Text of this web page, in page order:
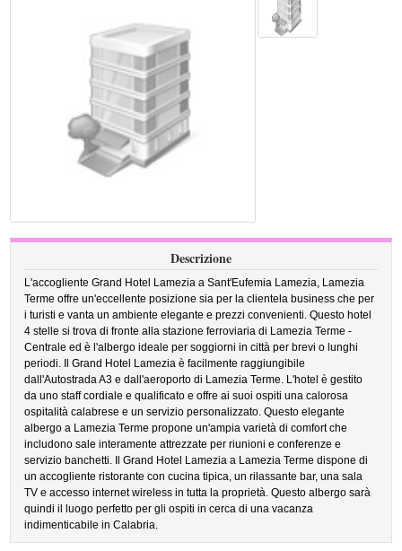
Descrizione
L'accogliente Grand Hotel Lamezia a Sant'Eufemia Lamezia, Lamezia
Terme offre un'eccellente posizione sia per la clientela business che per
i turisti e vanta un ambiente elegante e prezzi convenienti. Questo hotel
4 stelle si trova di fronte alla stazione ferroviaria di Lamezia Terme -
Centrale ed è l'albergo ideale per soggiorni in città per brevi o lunghi
periodi. Il Grand Hotel Lamezia è facilmente raggiungibile
dall'Autostrada A3 e dall'aeroporto di Lamezia Terme. L'hotel è gestito
da uno staff cordiale e qualificato e offre ai suoi ospiti una calorosa
ospitalità calabrese e un servizio personalizzato. Questo elegante
albergo a Lamezia Terme propone un'ampia varietà di comfort che
includono sale interamente attrezzate per riunioni e conferenze e
servizio banchetti. Il Grand Hotel Lamezia a Lamezia Terme dispone di
un accogliente ristorante con cucina tipica, un rilassante bar, una sala
TV e accesso internet wireless in tutta la proprietà. Questo albergo sarà
quindi il luogo perfetto per gli ospiti in cerca di una vacanza
indimenticabile in Calabria.